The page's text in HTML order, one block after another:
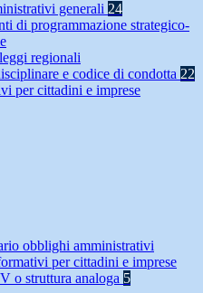
generali 24
di programmazione strategico-
regionali
e codice di condotta 22
per cittadini e imprese
obblighi amministrativi
per cittadini e imprese
o struttura analoga 5